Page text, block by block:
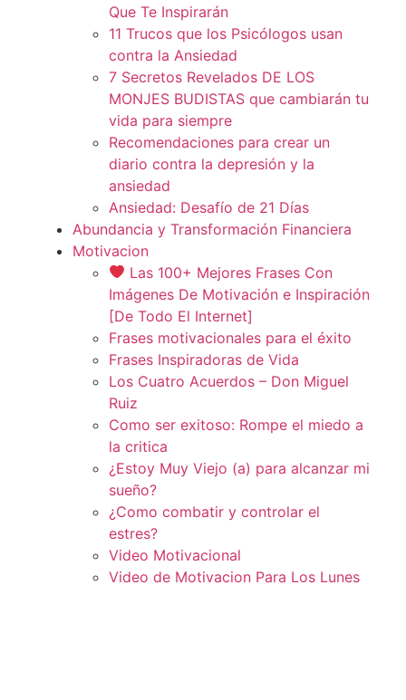
Que Te Inspirarán
11 Trucos que los Psicólogos usan
contra la Ansiedad
7 Secretos Revelados DE LOS
MONJES BUDISTAS que cambiarán tu
vida para siempre
Recomendaciones para crear un
diario contra la depresión y la
ansiedad
Ansiedad: Desafío de 21 Días
Abundancia y Transformación Financiera
Motivacion
Las 100+ Mejores Frases Con
Imágenes De Motivación e Inspiración
[De Todo El Internet]
Frases motivacionales para el éxito
Frases Inspiradoras de Vida
Los Cuatro Acuerdos – Don Miguel
Ruiz
Como ser exitoso: Rompe el miedo a
la critica
¿Estoy Muy Viejo (a) para alcanzar mi
sueño?
¿Como combatir y controlar el
estres?
Video Motivacional
Video de Motivacion Para Los Lunes